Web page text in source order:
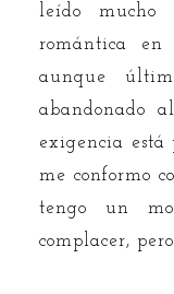
leído
romántica en
aunque
abandonado
exigencia
me conformo
tengo un
complacer,